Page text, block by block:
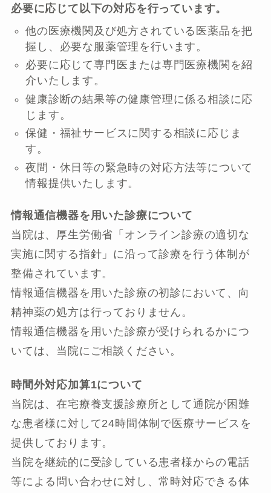
必要に応じて以下の対応を行っています。
他の医療機関及び処方されている医薬品を把
握し、必要な服薬管理を行います。
必要に応じて専門医または専門医療機関を紹
介いたします。
健康診断の結果等の健康管理に係る相談に応
じます。
保健・福祉サービスに関する相談に応じま
す。
夜間・休日等の緊急時の対応方法等について
情報提供いたします。
情報通信機器を用いた診療について
当院は、厚生労働省「オンライン診療の適切な
実施に関する指針」に沿って診療を行う体制が
整備されています。
情報通信機器を用いた診療の初診において、向
精神薬の処方は行っておりません。
情報通信機器を用いた診療が受けられるかにつ
いては、当院にご相談ください。
時間外対応加算1について
当院は、在宅療養支援診療所として通院が困難
な患者様に対して24時間体制で医療サービスを
提供しております。
当院を継続的に受診している患者様からの電話
等による問い合わせに対し、常時対応できる体